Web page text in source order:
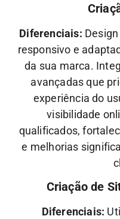
Diferenciais:
responsivo e
da sua marca.
avançadas que
experiência do
visibilidade
qualificados,
e melhorias
Criação de
Diferenciais: